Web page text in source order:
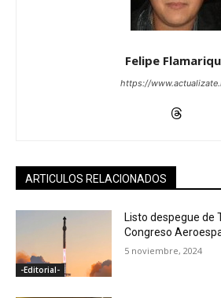
Felipe
https://
ARTICULOS RELACIONADOS
-Editorial-
Listo despegue de
Congreso
5 noviembre, 2024